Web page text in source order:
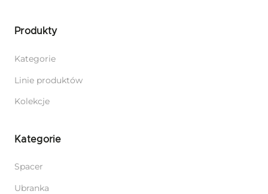
Produkty
Kategorie
Linie produktów
Kolekcje
Kategorie
Spacer
Ubranka